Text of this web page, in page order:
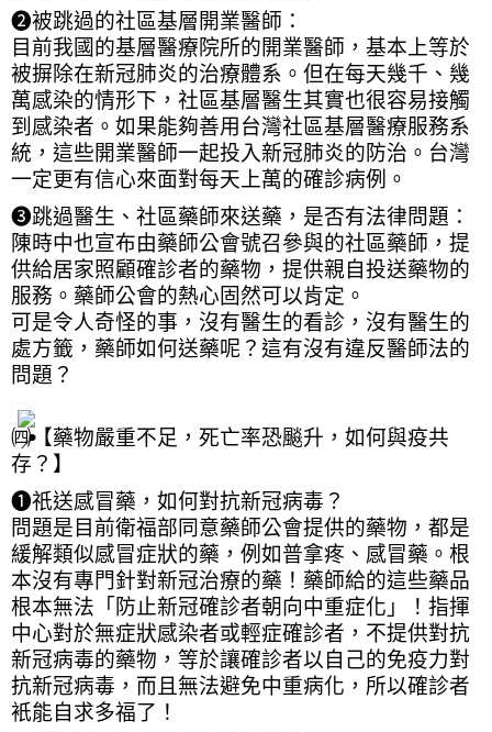
❷被跳過的社區基層開業醫師：
目前我國的基層醫療院所的開業醫師，基本上等於
被摒除在新冠肺炎的治療體系。但在每天幾千、幾
萬感染的情形下，社區基層醫生其實也很容易接觸
到感染者。如果能夠善用台灣社區基層醫療服務系
統，這些開業醫師一起投入新冠肺炎的防治。台灣
一定更有信心來面對每天上萬的確診病例。
❸跳過醫生、社區藥師來送藥，是否有法律問題：
陳時中也宣布由藥師公會號召參與的社區藥師，提
供給居家照顧確診者的藥物，提供親自投送藥物的
服務。藥師公會的熱心固然可以肯定。
可是令人奇怪的事，沒有醫生的看診，沒有醫生的
處方籤，藥師如何送藥呢？這有沒有違反醫師法的
問題？
㈣【藥物嚴重不足，死亡率恐飈升，如何與疫共
存？】
❶祇送感冒藥，如何對抗新冠病毒？
問題是目前衛福部同意藥師公會提供的藥物，都是
緩解類似感冒症狀的藥，例如普拿疼、感冒藥。根
本沒有專門針對新冠治療的藥！藥師給的這些藥品
根本無法「防止新冠確診者朝向中重症化」！指揮
中心對於無症狀感染者或輕症確診者，不提供對抗
新冠病毒的藥物，等於讓確診者以自己的免疫力對
抗新冠病毒，而且無法避免中重病化，所以確診者
衹能自求多福了！